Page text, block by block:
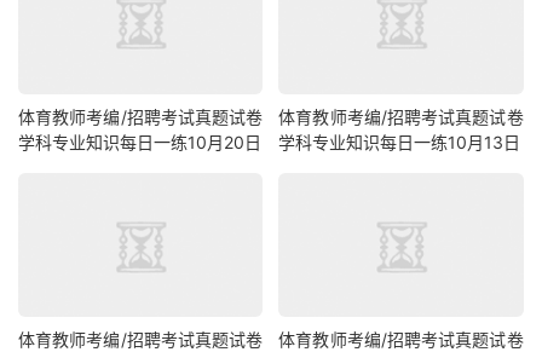
体育教师考编/招聘考试真题试卷
学科专业知识每日一练10月20日
体育教师考编/招聘考试真题试卷
学科专业知识每日一练10月13日
体育教师考编/招聘考试真题试卷
体育教师考编/招聘考试真题试卷